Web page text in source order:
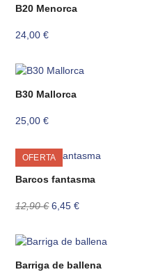
B20 Menorca
24,00€
B30 Mallorca
25,00€
OFERTA
Barcos fantasma
12,90€ El
era:
6,45€El
es:
Barriga de ballena